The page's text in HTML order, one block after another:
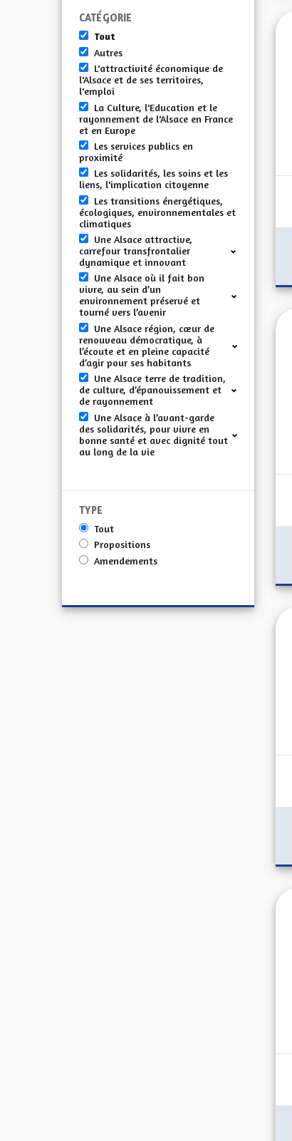
CATÉGORIE
Tout
Autres
L'attractivité économique de
l'Alsace et de ses territoires,
l'emploi
La Culture, l'Education et le
rayonnement de l'Alsace en France
et en Europe
Les services publics en
proximité
Les solidarités, les soins et les
liens, l'implication citoyenne
Les transitions énergétiques,
écologiques, environnementales et
climatiques
Une Alsace attractive,
carrefour transfrontalier
dynamique et innovant
Une Alsace où il fait bon
vivre, au sein d’un
environnement préservé et
tourné vers l’avenir
Une Alsace région, cœur de
renouveau démocratique, à
l’écoute et en pleine capacité
d’agir pour ses habitants
Une Alsace terre de tradition,
de culture, d’épanouissement et
de rayonnement
Une Alsace à l’avant-garde
des solidarités, pour vivre en
bonne santé et avec dignité tout
au long de la vie
TYPE
Tout
Propositions
Amendements